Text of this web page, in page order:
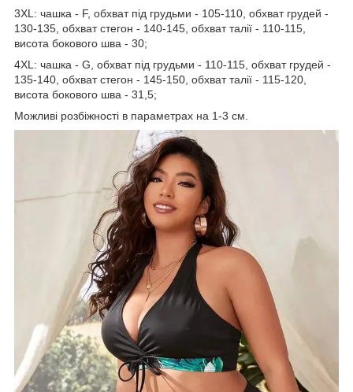
3XL: чашка - F, обхват під грудьми - 105-110, обхват грудей -
130-135, обхват стегон - 140-145, обхват талії - 110-115,
висота бокового шва - 30;
4XL: чашка - G, обхват під грудьми - 110-115, обхват грудей -
135-140, обхват стегон - 145-150, обхват талії - 115-120,
висота бокового шва - 31,5;
Можливі розбіжності в параметрах на 1-3 см.